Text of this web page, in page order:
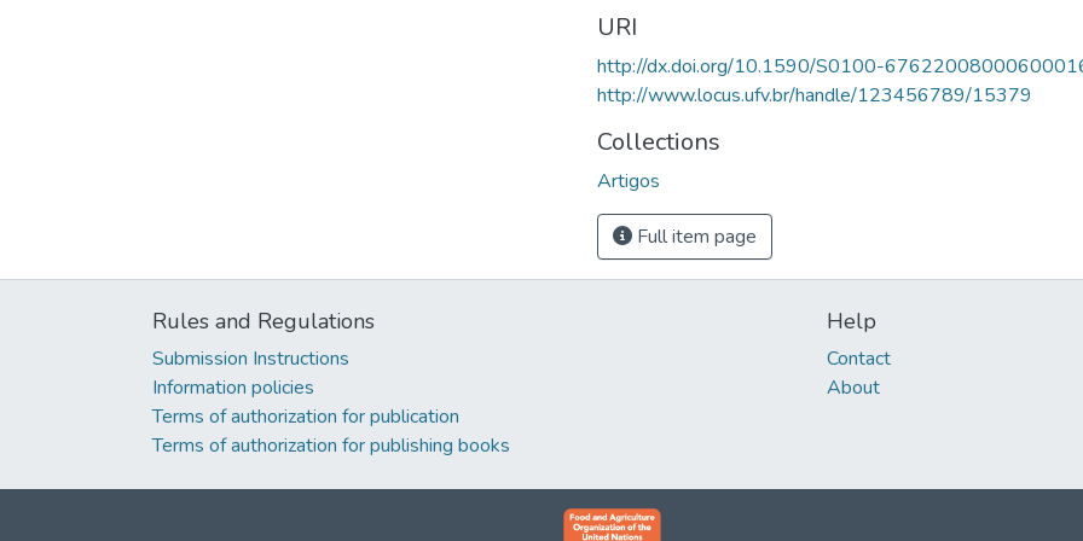
URI
http://dx.doi.org/10.1590/S0100-
http://www.locus.ufv.br/handle/123456789/15379
Collections
Artigos
Full item page
Rules and Regulations
Submission Instructions
Information policies
Terms of authorization for publication
Terms of authorization for publishing books
Help
Contact
About